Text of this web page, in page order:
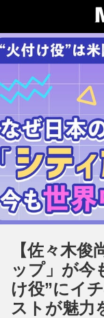
【佐々木
ップ」が今
け役”にイ
ストが魅力